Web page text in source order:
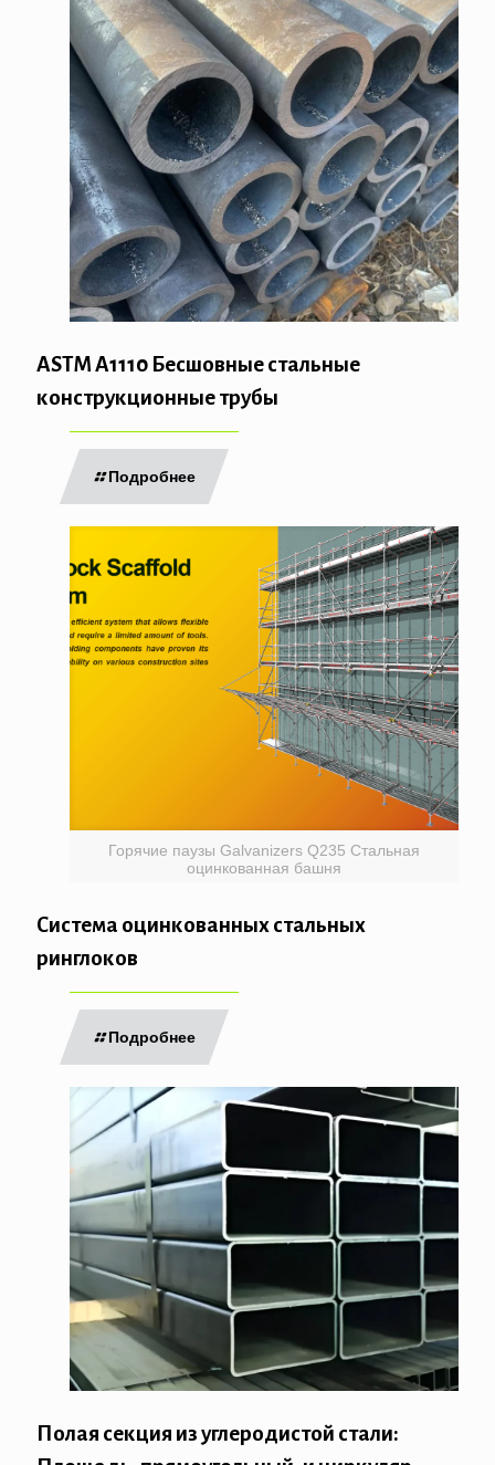
ASTM A1110 Бесшовные стальные
конструкционные трубы
Подробнее
Горячие паузы Galvanizers Q235 Стальная
оцинкованная башня
Система оцинкованных стальных
ринглоков
Подробнее
Полая секция из углеродистой стали: